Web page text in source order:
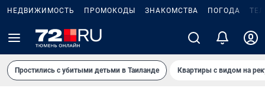
НЕДВИЖИМОСТЬ ПРОМОКОДЫ ЗНАКОМСТВА ПОГОДА
Простились с убитыми детьми в Таиланде Квартиры с видом на